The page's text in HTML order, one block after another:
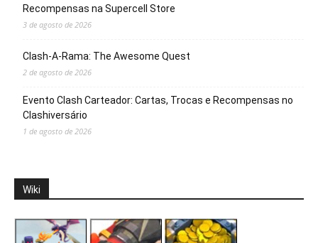
Recompensas na Supercell Store
3 de agosto de 2026
Clash-A-Rama: The Awesome Quest
2 de agosto de 2026
Evento Clash Carteador: Cartas, Trocas e Recompensas no
Clashiversário
1 de agosto de 2026
Wiki